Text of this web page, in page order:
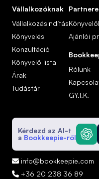
Vállalkozóknak
Vállalkozásindítás
Könyvelés
Konzultáció
Könyvelő lista
Árak
Tudástár
Ajánlói
Rólunk
GY.I.K.
Kérdezd az AI-t
a Bookkeepie-ről
 info@bookkeepie.com
 +36 20 238 36 89